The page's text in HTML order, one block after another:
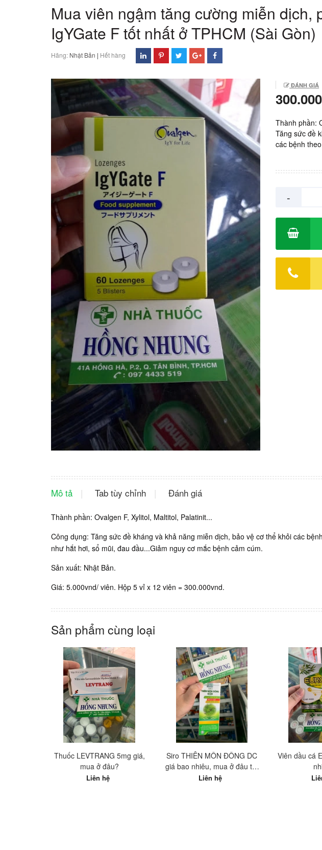
Mua viên ngậm tăng cường miễn dịch,
IgYGate F tốt nhất ở TPHCM (Sài Gòn)
Hãng: Nhật Bản | Hết hàng
ĐÁNH GIÁ
Thành phần:
Tăng sức đề
các bệnh
300.000vnd.
-
Mô tả Tab tùy chỉnh Đánh giá
Thành phần: Ovalgen F, Xylitol, Maltitol, Palatinit...
Công dụng: Tăng sức đề kháng và khả năng miễn dịch, bảo vệ cơ thể khỏi các
như hắt hơi, sổ mũi, đau đầu...Giảm nguy cơ mắc bệnh cảm cúm.
Sản xuất: Nhật Bản.
Giá: 5.000vnd/ viên. Hộp 5 vỉ x 12 viên = 300.000vnd.
Sản phẩm cùng loại
Thuốc LEVTRANG 5mg giá,
mua ở đâu?
Liên hệ
Siro THIÊN MÔN ĐÔNG DC
giá bao nhiêu, mua ở đâu tốt
nhất?
Liên hệ
Viên dầu cá